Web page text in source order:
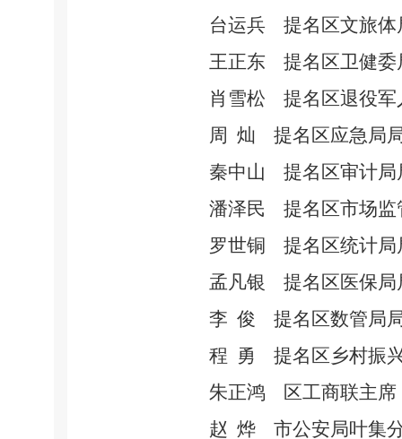
台运兵
提名区文旅
王正东
提名区卫健委
肖雪松
提名区退役
周 灿
提名区应急局
秦中山
提名区审计局
潘泽民
提名区市场
罗世铜
提名区统计局
孟凡银
提名区医保局
李 俊
提名区数管局
程 勇
提名区乡村振
朱正鸿
区工商联主席
赵 烨 市公安局叶集